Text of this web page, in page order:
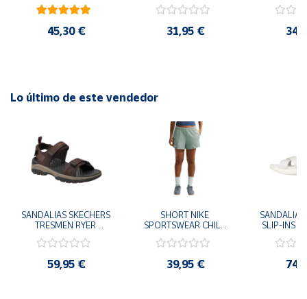
(reciclado). -Acolchada. -Bolsillos laterales. -Puños
elásticos.45,30 € 31,95 €
Lo último de este vendedor
SANDALIAS SKECHERS
TRESMEN RYER
205112-CHOC
COMODAS
59,95 €
SHORT NIKE
SPORTSWEAR CHILL
006 PANTALONES
39,95 €
SANDALIAS
SLIP-INS